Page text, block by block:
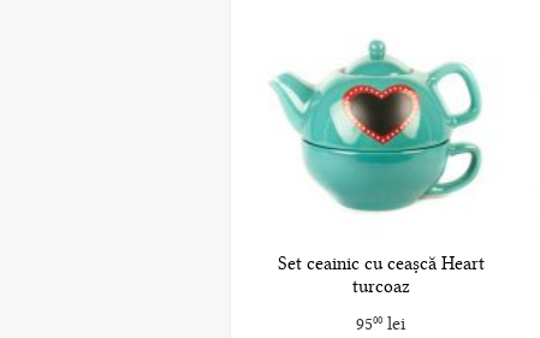
Set ceainic cu ceașcă Heart
turcoaz
9500lei